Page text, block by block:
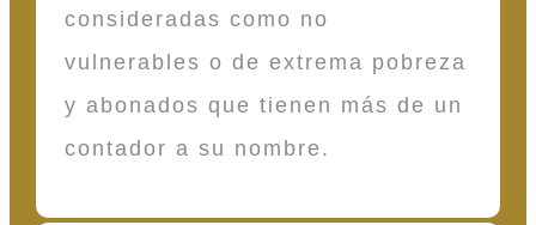
consideradas como no
vulnerables o de extrema pobreza
y abonados que tienen más de un
contador a su nombre.